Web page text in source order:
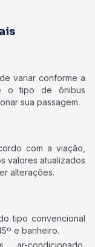
variar conforme a
o tipo de ônibus
sua passagem.
com a viação,
valores atualizados
alterações.
tipo convencional
e banheiro.
ar-condicionado,